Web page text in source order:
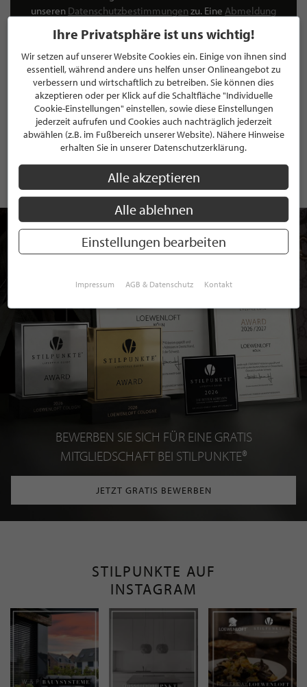
unseren Datenschutzbestimmungen zu. Eine Abmeldung
ANMELDEN
Mit der Anmeldung an unserem Newsletter stimmen Sie unseren
Datenschutzbestimmungenzu. EineAbmeldungist jederzeit möglich.
BEWERBEN SIE SICH FÜR EINE GRATIS
MITGLIEDSCHAFT BEI STILPUNKTE®
JETZT GRATIS BEWERBEN
STILPUNKTE AUF
INSTAGRAM
Ihre Privatsphäre ist uns wichtig!
Wir setzen auf unserer Website Cookies ein. Einige von ihnen sind
essentiell, während andere uns helfen unser Onlineangebot zu
verbessern und wirtschaftlich zu betreiben. Sie können dies
akzeptieren oder per Klick auf die Schaltfläche "Individuelle
Cookie-Einstellungen" einstellen, sowie diese Einstellungen
jederzeit aufrufen und Cookies auch nachträglich jederzeit
abwählen (z.B. im Fußbereich unserer Website). Nähere Hinweise
erhalten Sie in unserer Datenschutzerklärung.
Alle akzeptieren
Alle ablehnen
Einstellungen bearbeiten
Impressum AGB & Datenschutz Kontakt